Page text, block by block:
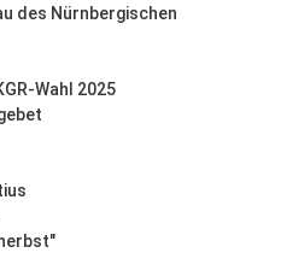
des Nürnbergischen
Wahl 2025